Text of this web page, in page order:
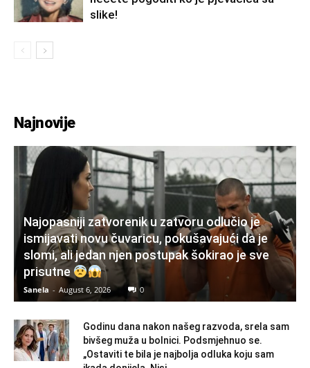
slike!
Najnovije
Najopasniji zatvorenik u zatvoru odlučio je
ismijavati novu čuvaricu, pokušavajući da je
slomi, ali jedan njen postupak šokirao je sve
prisutne
Sanela - August 6, 2026 0
Godinu dana nakon našeg razvoda, srela sam
bivšeg muža u bolnici. Podsmjehnuo se.
„Ostaviti te bila je najbolja odluka koju sam